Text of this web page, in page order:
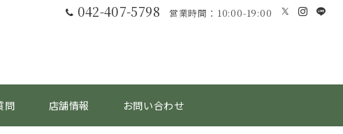
042-407-5798 営業時間：10:00-19:00
問 店舗情報 お問い合わせ